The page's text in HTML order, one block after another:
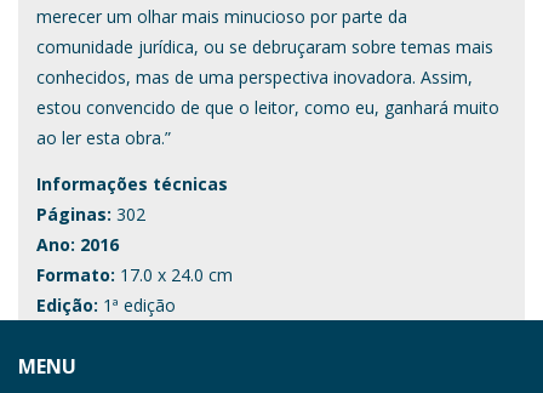
merecer um olhar mais minucioso por parte da
comunidade jurídica, ou se debruçaram sobre temas mais
conhecidos, mas de uma perspectiva inovadora. Assim,
estou convencido de que o leitor, como eu, ganhará muito
ao ler esta obra.”
Informações técnicas
Páginas: 302
Ano: 2016
Formato: 17.0 x 24.0 cm
Edição: 1ª edição
MENU